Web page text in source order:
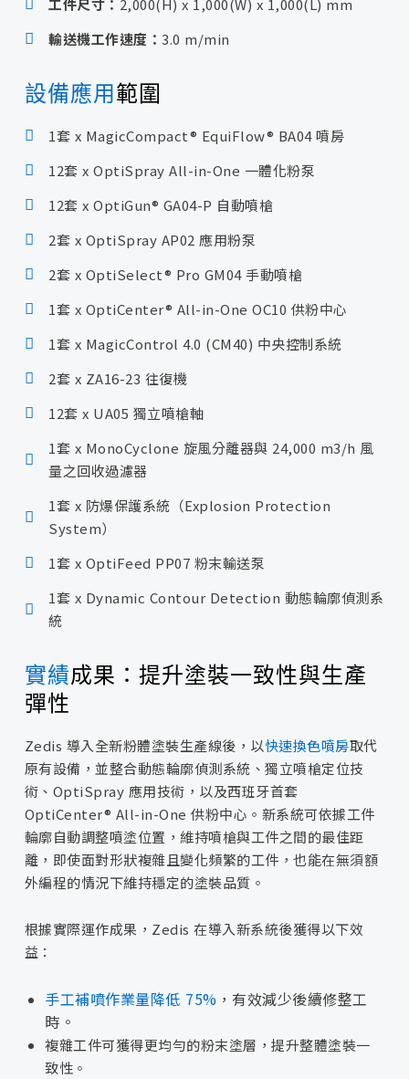
工件尺寸： 2,000(H) x 1,000(W) x 1,000(L) mm
輸送機工作速度：3.0 m/min
設備應用範圍
1套 x MagicCompact® EquiFlow® BA04 噴房
12套 x OptiSpray All-in-One 一體化粉泵
12套 x OptiGun® GA04-P 自動噴槍
2套 x OptiSpray AP02 應用粉泵
2套 x OptiSelect® Pro GM04 手動噴槍
1套 x OptiCenter® All-in-One OC10 供粉中心
1套 x MagicControl 4.0 (CM40) 中央控制系統
2套 x ZA16-23 往復機
12套 x UA05 獨立噴槍軸
1套 x MonoCyclone 旋風分離器與 24,000 m3/h 風
量之回收過濾器
1套 x 防爆保護系統（Explosion Protection
System）
1套 x OptiFeed PP07 粉末輸送泵
1套 x Dynamic Contour Detection 動態輪廓偵測系
統
實績成果：提升塗裝一致性與生產
彈性
Zedis 導入全新粉體塗裝生產線後，以快速換色噴房取代
原有設備，並整合動態輪廓偵測系統、獨立噴槍定位技
術、OptiSpray 應用技術，以及西班牙首套
OptiCenter® All-in-One 供粉中心。新系統可依據工件
輪廓自動調整噴塗位置，維持噴槍與工件之間的最佳距
離，即使面對形狀複雜且變化頻繁的工件，也能在無須額
外編程的情況下維持穩定的塗裝品質。
根據實際運作成果，Zedis 在導入新系統後獲得以下效
益：
手工補噴作業量降低 75% ，有效減少後續修整工
時。
複雜工件可獲得更均勻的粉末塗層，提升整體塗裝一
致性。